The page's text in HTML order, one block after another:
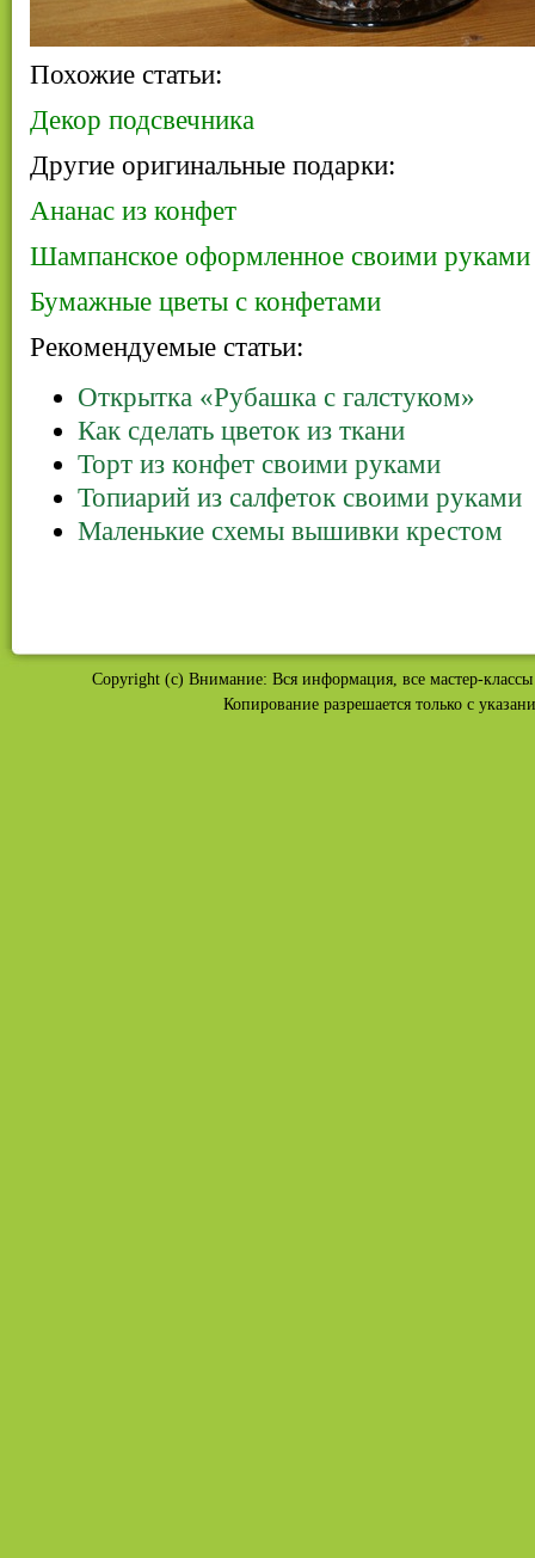
Похожие статьи:
Декор подсвечника
Другие оригинальные подарки:
Ананас из конфет
Шампанское оформленное своими руками
Бумажные цветы с конфетами
Рекомендуемые статьи:
Открытка «Рубашка с галстуком»
Как сделать цветок из ткани
Торт из конфет своими руками
Топиарий из салфеток своими руками
Маленькие схемы вышивки крестом
Copyright (c) Внимание: Вся информация, все мастер-
Копирование разрешается только с